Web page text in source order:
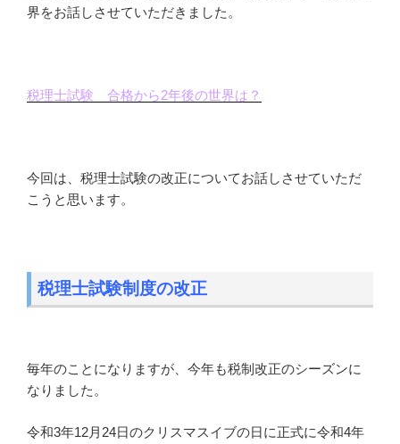
界をお話しさせていただきました。
税理士試験 合格から2年後の世界は？
今回は、税理士試験の改正についてお話しさせていただ
こうと思います。
税理士試験制度の改正
毎年のことになりますが、今年も税制改正のシーズンに
なりました。
令和3年12月24日のクリスマスイブの日に正式に令和4年